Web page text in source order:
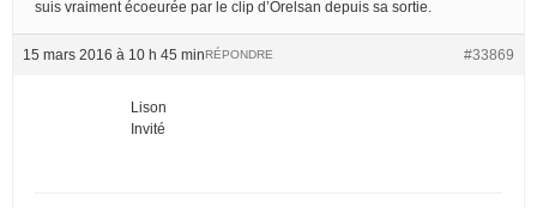
suis vraiment écoeurée par le clip d’Orelsan depuis sa sortie.
15 mars 2016 à 10 h 45 min #33869
RÉPONDRE
Lison
Invité